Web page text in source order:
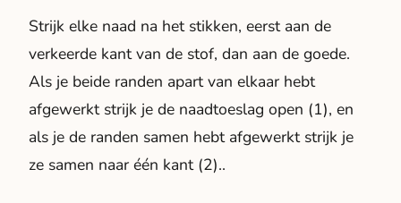
Strijk elke naad na het stikken, eerst aan de
verkeerde kant van de stof, dan aan de goede.
Als je beide randen apart van elkaar hebt
afgewerkt strijk je de naadtoeslag open (1), en
als je de randen samen hebt afgewerkt strijk je
ze samen naar één kant (2)..